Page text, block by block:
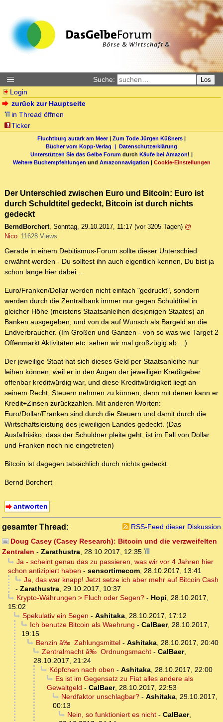
Suche: Los
Login
zurück zur Hauptseite
in Thread öffnen
Ticker
Fluchtburg autark am Meer| Zum Tode Jürgen Küßners |
Bücher vom Kopp-Verlag | Datenschutzerklärung
Unterstützen Sie das Gelbe Forum durch Käufe bei Amazon! |
Weitere Buchempfehlungen und Amazonnavigation | Cookie-Einstellungen
Der Unterschied zwischen Euro und Bitcoin: Euro ist
durch Schuldtitel gedeckt, Bitcoin ist durch nichts
gedeckt
BerndBorchert, Sonntag, 29.10.2017, 11:17 (vor 3205 Tagen) @
Nico 11628 Views
Gerade in einem Debitismus-Forum sollte dieser Unterschied
erwähnt werden - Du solltest ihn auch eigentlich kennen, Du bist ja
schon lange hier dabei ...
Euro/Franken/Dollar werden nicht einfach "gedruckt", sondern
werden durch die Zentralbank immer nur gegen Schuldtitel in
gleicher Höhe (meistens Staatsanleihen desjenigen Staates) an
Banken ausgegeben, und von da auf Wunsch als Bargeld an die
Endverbraucher. (Im Großen und Ganzen - von so was wie Target 2
Offenmarkt Aktivitäten etc. sehen wir mal großzügig ab ...)
Der jeweilige Staat hat sich dieses Geld per Staatsanleihe nur
leihen können, weil er in den Augen der jeweiligen Kreditgeber
offenbar kreditwürdig war, und diese Kreditwürdigkeit liegt an
seinem Recht, Steuern nehmen zu können, denn mit denen kann er
Kredit+Zinsen zurückzahlen. Mit anderen Worten:
Euro/Dollar/Franken sind durch die Steuern und damit durch die
Wirtschaftsleistung des jeweiligen Landes gedeckt. (Das
Ausfallrisiko, dass der Schuldner pleite geht, ist im Fall von Dollar
und Franken noch nie eingetreten)
Bitcoin ist dagegen tatsächlich durch nichts gedeckt.
Bernd Borchert
antworten
gesamter Thread:
RSS-Feed dieser Diskussion
Doug Casey (Casey Research): Bitcoin und die verzweifelten
Zentralen - Zarathustra, 28.10.2017, 12:35
Ja - scheint genau das zu passieren, was wir vor 4 Jahren hier
schon antizipiert haben - sensortimecom, 28.10.2017, 13:41
Ja, das war knapp! Jetzt setze ich aber mehr auf Bitcoin Cash
- Zarathustra, 29.10.2017, 10:37
Krypto-Währungen > Fluch oder Segen?- Hopi, 28.10.2017,
15:02
Spekulativ ein Segen - Ashitaka, 28.10.2017, 17:12
Ich benutze Bitcoin als Waehrung - CalBaer, 28.10.2017,
19:15
Benzin â‰ Zahlungsmittel- Ashitaka, 28.10.2017, 20:40
Zentralmacht â‰ Ordnungsmacht- CalBaer,
28.10.2017, 21:24
Köpfchen nach oben - Ashitaka, 28.10.2017, 22:00
Es ist im Gegensatz zu Fiat alles andere als
Gewaltgeld - CalBaer, 28.10.2017, 22:53
Nerdfaktor unschlagbar?- Ashitaka, 29.10.2017,
00:13
Nein, so funktioniert es nicht- CalBaer,